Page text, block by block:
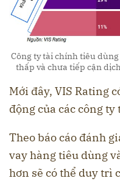
Công ty tài chính tiêu
thấp và chưa tiếp cận
Mới đây, VIS Rating
động của các công
Theo báo cáo đánh
vay hàng tiêu dùng
hơn sẽ có thể duy trì